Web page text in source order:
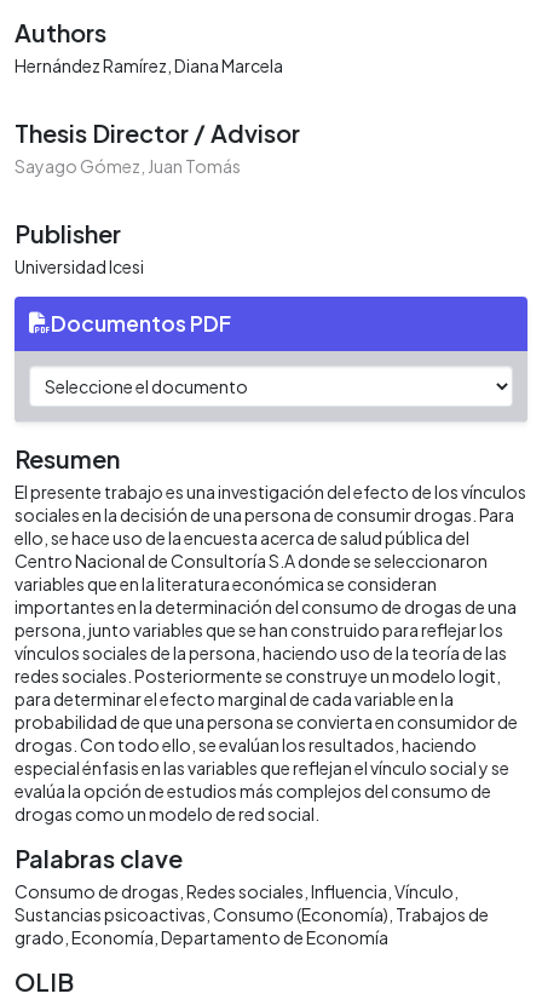
Authors
Hernández Ramírez, Diana Marcela
Thesis Director / Advisor
Sayago Gómez, Juan Tomás
Publisher
Universidad Icesi
Documentos PDF
Resumen
El presente trabajo es una investigación del efecto de los vínculos
sociales en la decisión de una persona de consumir drogas. Para
ello, se hace uso de la encuesta acerca de salud pública del
Centro Nacional de Consultoría S.A donde se seleccionaron
variables que en la literatura económica se consideran
importantes en la determinación del consumo de drogas de una
persona, junto variables que se han construido para reflejar los
vínculos sociales de la persona, haciendo uso de la teoría de las
redes sociales. Posteriormente se construye un modelo logit,
para determinar el efecto marginal de cada variable en la
probabilidad de que una persona se convierta en consumidor de
drogas. Con todo ello, se evalúan los resultados, haciendo
especial énfasis en las variables que reflejan el vínculo social y se
evalúa la opción de estudios más complejos del consumo de
drogas como un modelo de red social.
Palabras clave
Consumo de drogas Redes sociales Influencia Vínculo
Sustancias psicoactivas Consumo (Economía) Trabajos de
grado Economía Departamento de Economía
OLIB